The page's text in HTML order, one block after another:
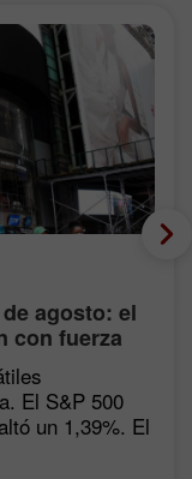
agosto: el
con fuerza
El S&P 500
un 1,39%. El